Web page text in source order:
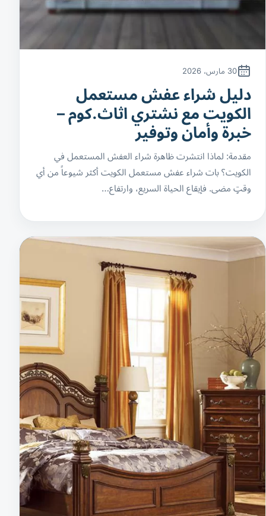
30 مارس، 2026
دليل شراء عفش مستعمل
الكويت مع نشتري اثاث.كوم –
خبرة وأمان وتوفير
مقدمة: لماذا انتشرت ظاهرة شراء العفش المستعمل في
الكويت؟ بات شراء عفش مستعمل الكويت أكثر شيوعاً من أي
وقتٍ مضى. فإيقاع الحياة السريع، وارتفاع…